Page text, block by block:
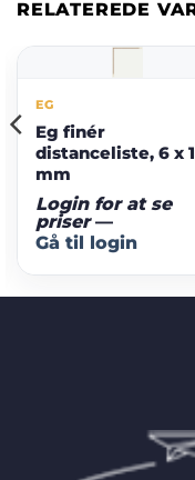
RELATEREDE
EG
Eg finér
distanceliste, 6 x
mm
Login for at se
priser—
Gå til login